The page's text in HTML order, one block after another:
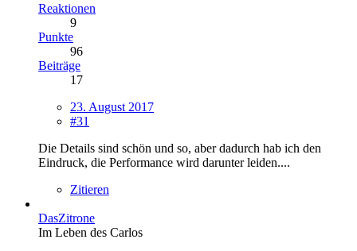
Reaktionen
9
Punkte
96
Beiträge
17
23. August 2017
#31
Die Details sind schön und so, aber dadurch hab ich den
Eindruck, die Performance wird darunter leiden....
Zitieren
DasZitrone
Im Leben des Carlos